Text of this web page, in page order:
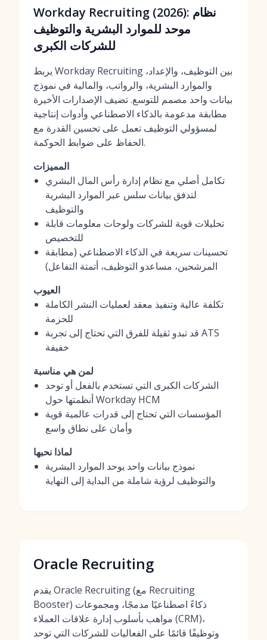
Workday Recruiting (2026): نظام
موحد للموارد البشرية والتوظيف
للشركات الكبرى
يربط Workday Recruiting بين التوظيف، والإعداد،
والموارد البشرية، والرواتب، والمالية في نموذج
بيانات واحد مصمم للتوسع. تضيف الإصدارات الأخيرة
مطابقة مدعومة بالذكاء الاصطناعي وأدوات إنتاجية
لمسؤولي التوظيف تعمل على تحسين القدرة مع
الحفاظ على ضوابط الحوكمة.
المميزات
تكامل أصلي مع نظام إدارة رأس المال البشري
لتدفق بيانات سلس عبر الموارد البشرية
والتوظيف
تحليلات قوية للشركات ولوحات معلومات قابلة
للتخصيص
تحسينات سريعة في الذكاء الاصطناعي (مطابقة
المرشحين، مساعدو التوظيف، أتمتة التفاعل)
العيوب
تكلفة عالية وتنفيذ معقد لعمليات النشر الكاملة
للحزمة
قد تبدو ثقيلة للفرق التي تحتاج إلى تجربة ATS
خفيفة
لمن هي مناسبة
الشركات الكبرى التي تستخدم بالفعل أو توحد
أنظمتها حول Workday HCM
المؤسسات التي تحتاج إلى قدرات عالمية قوية
وأمان على نطاق واسع
لماذا نحبها
نموذج بيانات واحد يوحد الموارد البشرية
والتوظيف لرؤية شاملة من البداية إلى النهاية
Oracle Recruiting
يقدم Oracle Recruiting (مع Recruiting
Booster) ذكاءً اصطناعيًا مدمجًا، ومجموعات
مواهب بأسلوب إدارة علاقات العملاء (CRM)،
وتوظيفًا قائمًا على الفعاليات للشركات التي توحد